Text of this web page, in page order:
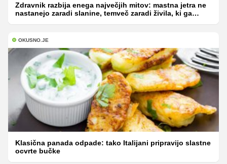
Zdravnik razbija enega največjih mitov: mastna jetra ne
nastanejo zaradi slanine, temveč zaradi živila, ki ga
OKUSNO.JE
Klasična panada odpade: tako Italijani pripravijo slastne
ocvrte bučke